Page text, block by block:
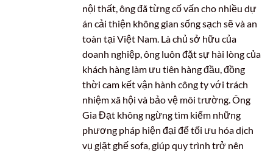
nội thất, ông đã từng cố vấn cho nhiều dự
án cải thiện không gian sống sạch sẽ và an
toàn tại Việt Nam. Là chủ sở hữu của
doanh nghiệp, ông luôn đặt sự hài lòng của
khách hàng làm ưu tiên hàng đầu, đồng
thời cam kết vận hành công ty với trách
nhiệm xã hội và bảo vệ môi trường. Ông
Gia Đạt không ngừng tìm kiếm những
phương pháp hiện đại để tối ưu hóa dịch
vụ giặt ghế sofa, giúp quy trình trở nên